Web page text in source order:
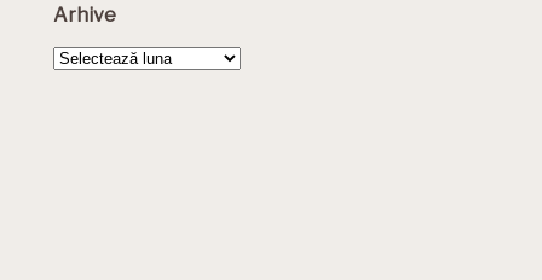
Arhive
Arhive